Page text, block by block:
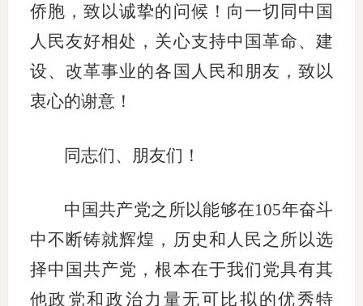
侨胞，致以诚挚的问候！向一切同中国
人民友好相处，关心支持中国革命、建
设、改革事业的各国人民和朋友，致以
衷心的谢意！
同志们、朋友们！
中国共产党之所以能够在105年奋斗
中不断铸就辉煌，历史和人民之所以选
择中国共产党，根本在于我们党具有其
他政党和政治力量无可比拟的优秀特